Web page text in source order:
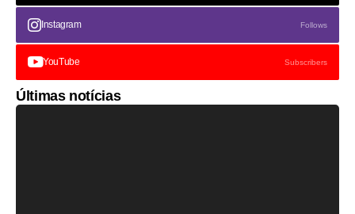
Instagram Follows
YouTube Subscribers
Últimas notícias